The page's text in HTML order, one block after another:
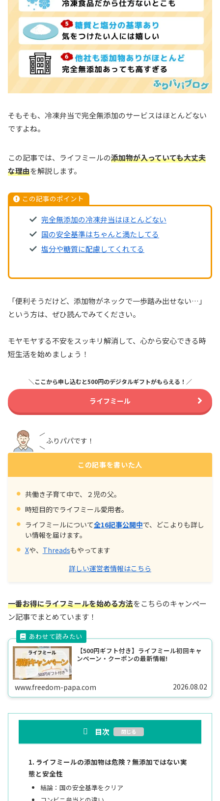
そもそも、冷凍弁当で完全無添加のサービスはほとんどない
ですよね。
この記事では、ライフミールの添加物が入っていても大丈夫
な理由を解説します。
この記事のポイント
完全無添加の冷凍弁当はほとんどない
国の安全基準はちゃんと満たしてる
塩分や糖質に配慮してくれてる
「便利そうだけど、添加物がネックで一歩踏み出せない…」
という方は、ぜひ読んでみてください。
モヤモヤする不安をスッキリ解消して、心から安心できる時
短生活を始めましょう！
＼ここから申し込むと500円のデジタルギフトがもらえる！／
ライフミール
ふりパパです！
この記事を書いた人
共働き子育て中で、２児の父。
時短目的でライフミール愛用者。
ライフミールについて全16記事公開中で、どこよりも詳し
い情報を届けます。
Xや、 Threadsもやってます
詳しい運営者情報はこちら
一番お得にライフミールを始める方法をこちらのキャンペー
ン記事でまとめています！
【500円ギフト付き】ライフミール初回キャ
ンペーン・クーポンの最新情報!
www.freedom-papa.com 2026.08.02
目次
ライフミールの添加物は危険？無添加ではない実
態と安全性
結論：国の安全基準をクリア